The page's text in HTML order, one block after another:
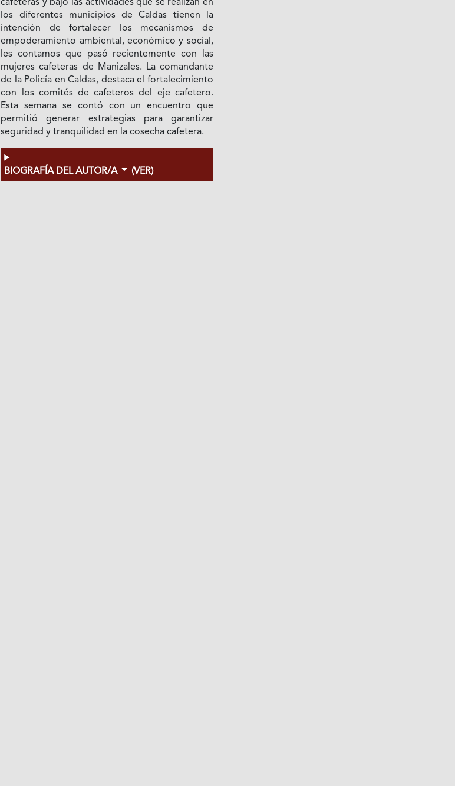
cafeteras y bajo las actividades que se realizan en
los diferentes municipios de Caldas tienen la
intención de fortalecer los mecanismos de
empoderamiento ambiental, económico y social,
les contamos que pasó recientemente con las
mujeres cafeteras de Manizales. La comandante
de la Policía en Caldas, destaca el fortalecimiento
con los comités de cafeteros del eje cafetero.
Esta semana se contó con un encuentro que
permitió generar estrategias para garantizar
seguridad y tranquilidad en la cosecha cafetera.
BIOGRAFÍA DEL AUTOR/A (VER)